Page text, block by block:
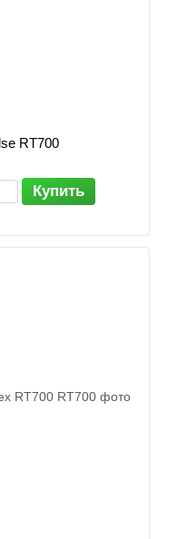
RT700
Купить